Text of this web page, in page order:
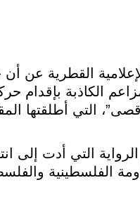
القطرية عن
التي أدت إلى
الفلسطينية